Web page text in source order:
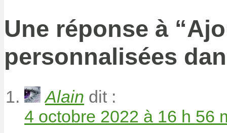
Une réponse à “
personnalisées
Alain dit :
4 octobre 2022 à 16 h 56